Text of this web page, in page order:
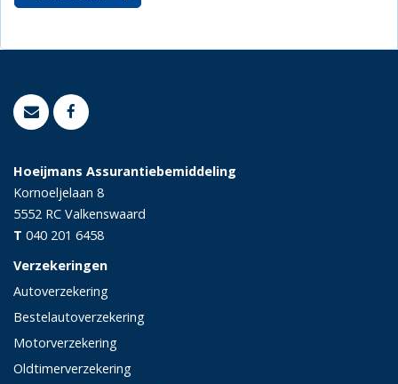
Hoeijmans Assurantiebemiddeling
Kornoeljelaan 8
5552 RC Valkenswaard
T 040 201 6458
Verzekeringen
Autoverzekering
Bestelautoverzekering
Motorverzekering
Oldtimerverzekering